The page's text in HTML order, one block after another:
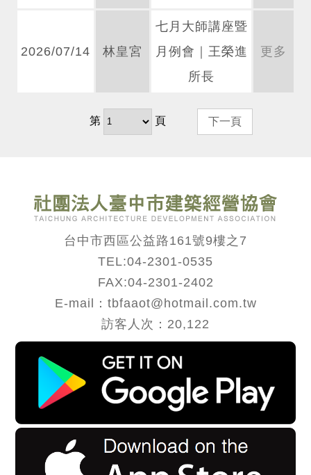
2026/07/14 林皇宮
七月大師講座暨
月例會｜王榮進
所長
更多
第 頁 下一頁
台中市西區公益路161號9樓之7
TEL:04-2301-0535
FAX:04-2301-2402
E-mail：tbfaaot@hotmail.com.tw
訪客人次：20,122